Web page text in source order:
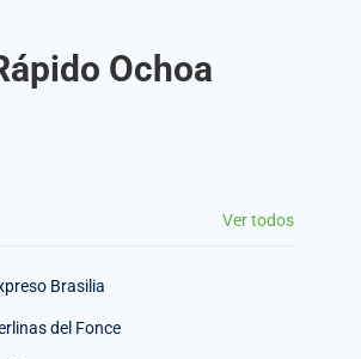
Ochoa
Ver todos
Brasilia
del Fonce